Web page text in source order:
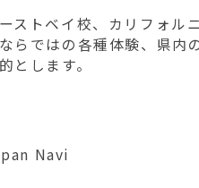
ストベイ校、カリフォル
らではの各種体験、県内
します。
Navi